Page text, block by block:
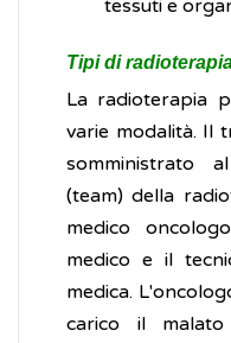
tessuti e
Tipi di
La radioterapia
varie modalità. Il
somministrato
(team) della
medico
medico e il
medica.
carico il